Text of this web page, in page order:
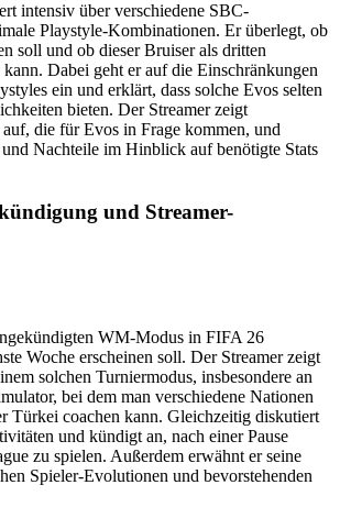
intensiv über verschiedene SBC-
Playstyle-Kombinationen. Er überlegt, ob
soll und ob dieser Bruiser als dritten
Dabei geht er auf die Einschränkungen
ein und erklärt, dass solche Evos selten
bieten. Der Streamer zeigt
die für Evos in Frage kommen, und
Nachteile im Hinblick auf benötigte Stats
und Streamer-
WM-Modus in FIFA 26
Woche erscheinen soll. Der Streamer zeigt
solchen Turniermodus, insbesondere an
bei dem man verschiedene Nationen
Türkei coachen kann. Gleichzeitig diskutiert
und kündigt an, nach einer Pause
zu spielen. Außerdem erwähnt er seine
Spieler-Evolutionen und bevorstehenden